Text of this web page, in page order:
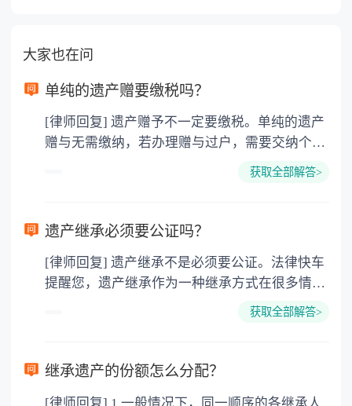
大家也在问
单纯的遗产赠要缴税吗？
[律师回复] 遗产赠予不一定要缴税。单纯的遗产
赠与无需缴纳，若办理赠与过户，需要交纳个人
所得税、契税和公证费。赠与过户是没有增值税
要缴纳公证费，具体如下： 1. 公证费：按房
3. 印花税：按房屋评估价的0.05%缴纳 4. 土
地增值税：按房价1%缴纳 5. 房屋产权登记费：
获取全部解答>
遗产继承必须要公证吗？
[律师回复] 遗产继承不是必须要公证。法律快车
提醒您，遗产继承作为一种继承方式在很多情况
下都是不需要公证的，当然，如果需要公正的也
以防对财产继承发生纠纷，可以对遗产继承进行
获取全部解答>
继承遗产的份额怎么分配？
[律师回复] 1.一般情况下，同一顺序的各继承人